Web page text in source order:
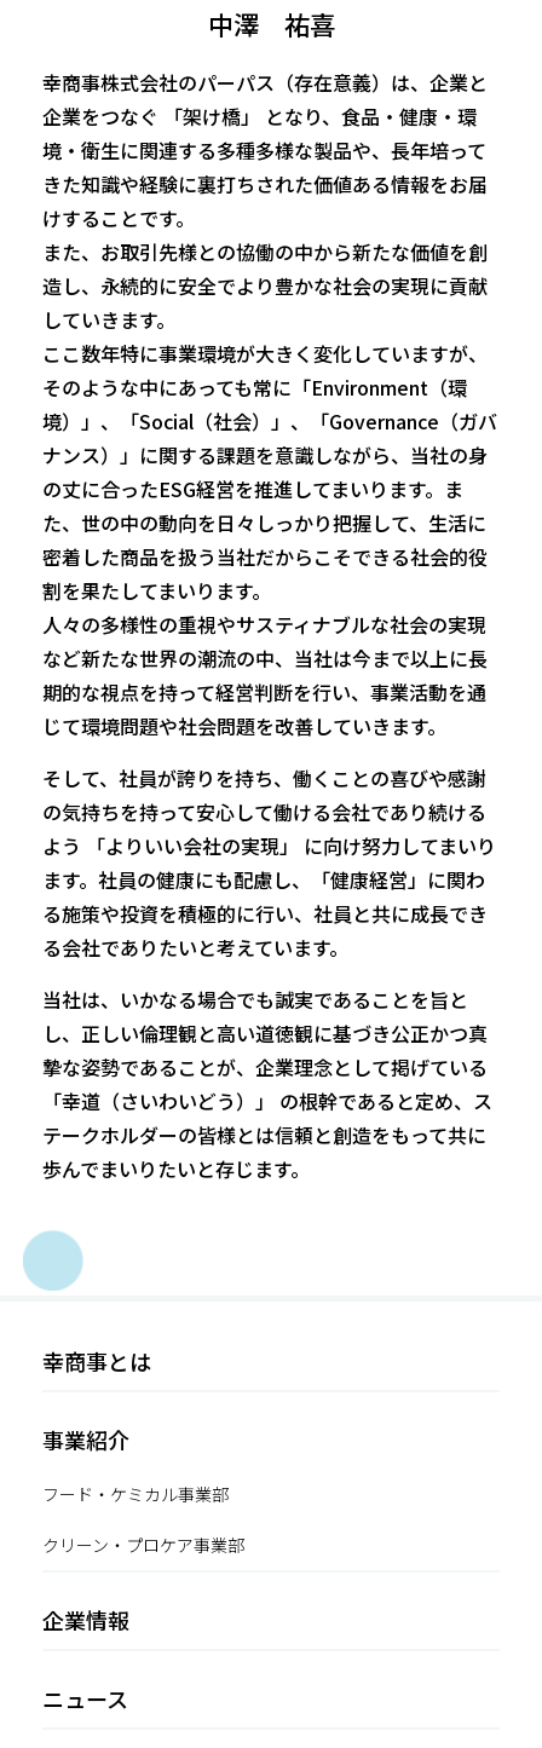
中澤 祐喜
幸商事株式会社のパーパス（存在意義）は、企業と
企業をつなぐ 「架け橋」 となり、食品・健康・環
境・衛生に関連する多種多様な製品や、長年培って
きた知識や経験に裏打ちされた価値ある情報をお届
けすることです。
また、お取引先様との協働の中から新たな価値を創
造し、永続的に安全でより豊かな社会の実現に貢献
していきます。
ここ数年特に事業環境が大きく変化していますが、
そのような中にあっても常に「Environment（環
境）」、「Social（社会）」、「Governance（ガバ
ナンス）」に関する課題を意識しながら、当社の身
の丈に合ったESG経営を推進してまいります。ま
た、世の中の動向を日々しっかり把握して、生活に
密着した商品を扱う当社だからこそできる社会的役
割を果たしてまいります。
人々の多様性の重視やサスティナブルな社会の実現
など新たな世界の潮流の中、当社は今まで以上に長
期的な視点を持って経営判断を行い、事業活動を通
じて環境問題や社会問題を改善していきます。
そして、社員が誇りを持ち、働くことの喜びや感謝
の気持ちを持って安心して働ける会社であり続ける
よう 「よりいい会社の実現」 に向け努力してまいり
ます。社員の健康にも配慮し、「健康経営」に関わ
る施策や投資を積極的に行い、社員と共に成長でき
る会社でありたいと考えています。
当社は、いかなる場合でも誠実であることを旨と
し、正しい倫理観と高い道徳観に基づき公正かつ真
摯な姿勢であることが、企業理念として掲げている
「幸道（さいわいどう）」 の根幹であると定め、ス
テークホルダーの皆様とは信頼と創造をもって共に
歩んでまいりたいと存じます。
幸商事とは
事業紹介
フード・ケミカル事業部
クリーン・プロケア事業部
企業情報
ニュース